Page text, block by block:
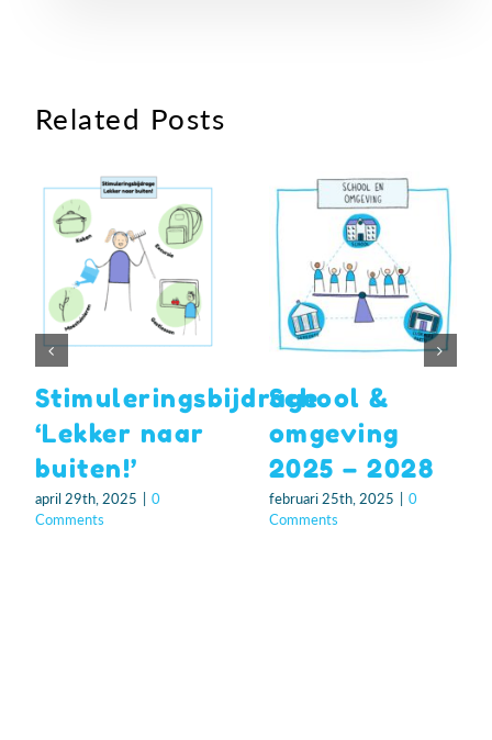
Related Posts
Stimuleringsbijdrage
‘Lekker naar
buiten!’
april 29th, 2025 | 0
Comments
School &
omgeving
2025 – 2028
februari 25th, 2025 | 0
Comments